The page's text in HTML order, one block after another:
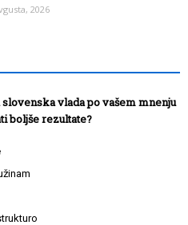
2026
vlada po vašem mnenju
boljše rezultate?